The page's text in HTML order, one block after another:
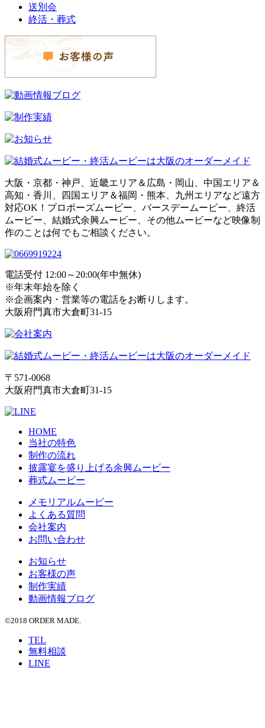
送別会
終活・葬式
大阪・京都・神戸、近畿エリア＆広島・岡山、中国エリア＆
高知・香川、四国エリア＆福岡・熊本、九州エリアなど遠方
対応OK！プロポーズムービー、バースデームービー、終活
ムービー、結婚式余興ムービー、その他ムービーなど映像制
作のことは何でもご相談ください。
電話受付 12:00～20:00(年中無休)
※年末年始を除く
※企画案内・営業等の電話をお断りします。
大阪府門真市大倉町31-15
〒571-0068
大阪府門真市大倉町31-15
HOME
当社の特色
制作の流れ
披露宴を盛り上げる余興ムービー
葬式ムービー
メモリアルムービー
よくある質問
会社案内
お問い合わせ
お知らせ
お客様の声
制作実績
動画情報ブログ
©2018 ORDER MADE.
TEL
無料相談
LINE